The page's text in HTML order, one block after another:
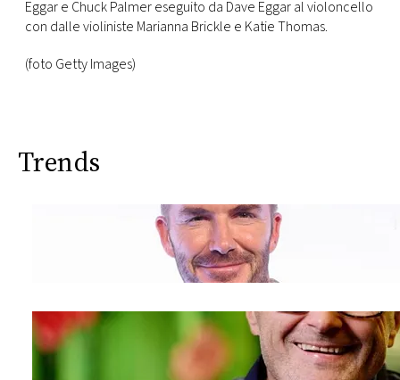
Eggar e Chuck Palmer eseguito da Dave Eggar al violoncello
con dalle violiniste Marianna Brickle e Katie Thomas.
(foto Getty Images)
Trends